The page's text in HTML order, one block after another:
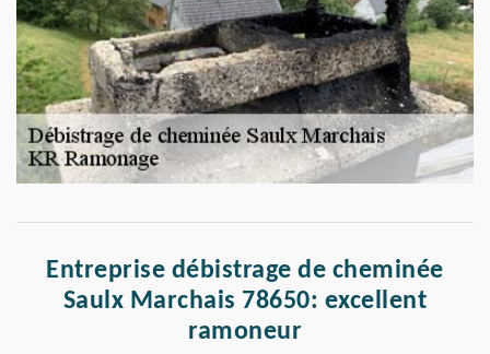
Entreprise débistrage de cheminée
Saulx Marchais 78650: excellent
ramoneur